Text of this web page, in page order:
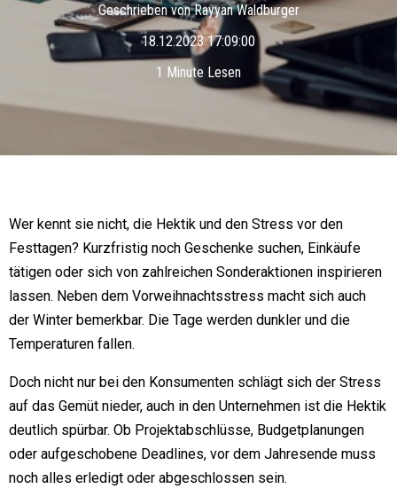
Geschrieben vonRayyan Waldburger
18.12.2023 17:09:00
1 Minute Lesen
Wer kennt sie nicht, die Hektik und den Stress vor den
Festtagen? Kurzfristig noch Geschenke suchen, Einkäufe
tätigen oder sich von zahlreichen Sonderaktionen inspirieren
lassen. Neben dem Vorweihnachtsstress macht sich auch
der Winter bemerkbar. Die Tage werden dunkler und die
Temperaturen fallen.
Doch nicht nur bei den Konsumenten schlägt sich der Stress
auf das Gemüt nieder, auch in den Unternehmen ist die Hektik
deutlich spürbar. Ob Projektabschlüsse, Budgetplanungen
oder aufgeschobene Deadlines, vor dem Jahresende muss
noch alles erledigt oder abgeschlossen sein.